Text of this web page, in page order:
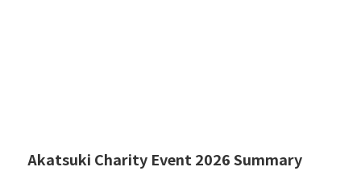
Akatsuki Charity Event 2026 Summary